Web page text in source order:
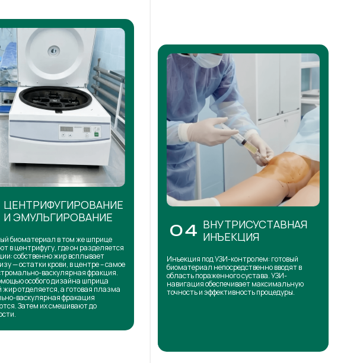
ЦЕНТРИФУГИРОВАНИЕ
И ЭМУЛЬГИРОВАНИЕ
биоматериал в том же шприце
в центрифугу, где он разделяется
собственно жир всплывает
— остатки крови, в центре – самое
васкулярная фракция.
особого дизайна шприца
отделяется, а готовая плазма
васкулярная фракация
Затем их смешивают до
04 ВНУТРИСУСТАВНАЯ
ИНЪЕКЦИЯ
Инъекция под УЗИ-контролем: готовый
биоматериал непосредственно вводят в
область пораженного сустава. УЗИ-
навигация обеспечивает максимальную
точность и эффективность процедуры.